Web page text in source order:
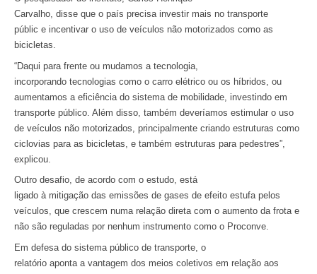
Carvalho, disse que o país precisa investir mais no transporte
públic e incentivar o uso de veículos não motorizados como as
bicicletas.
“Daqui para frente ou mudamos a tecnologia,
incorporando tecnologias como o carro elétrico ou os híbridos, ou
aumentamos a eficiência do sistema de mobilidade, investindo em
transporte público. Além disso, também deveríamos estimular o uso
de veículos não motorizados, principalmente criando estruturas como
ciclovias para as bicicletas, e também estruturas para pedestres”,
explicou.
Outro desafio, de acordo com o estudo, está
ligado à mitigação das emissões de gases de efeito estufa pelos
veículos, que crescem numa relação direta com o aumento da frota e
não são reguladas por nenhum instrumento como o Proconve.
Em defesa do sistema público de transporte, o
relatório aponta a vantagem dos meios coletivos em relação aos